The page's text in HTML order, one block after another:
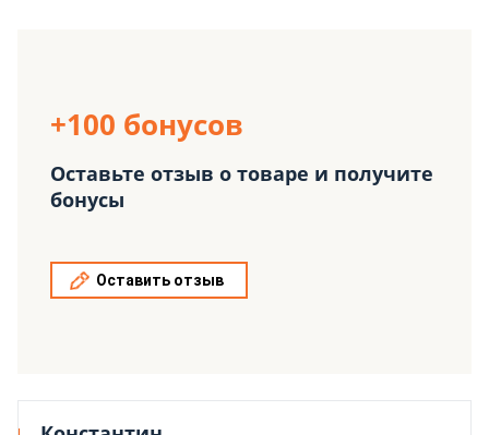
+100 бонусов
Оставьте отзыв о товаре и получите
бонусы
Оставить отзыв